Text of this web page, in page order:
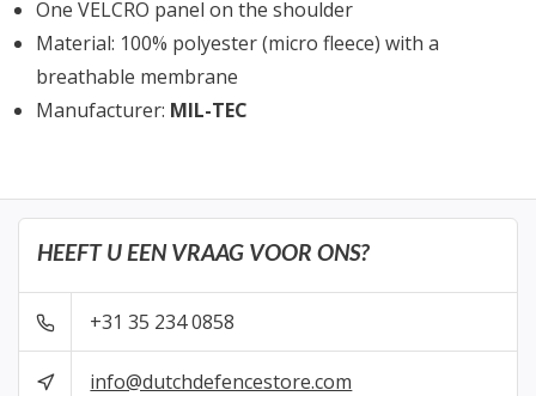
One VELCRO panel on the shoulder
Material: 100% polyester (micro fleece) with a
breathable membrane
Manufacturer: MIL-TEC
HEEFT U EEN VRAAG VOOR ONS?
+31 35 234 0858
info@dutchdefencestore.com